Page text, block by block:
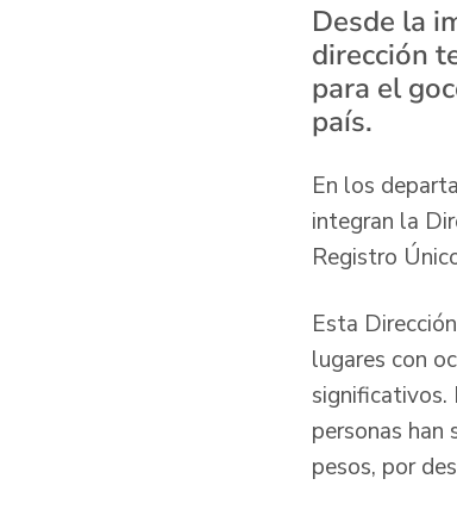
Desde la
dirección
para el
país.
En los
integran la
Registro
Esta
lugares con
significativos.
personas
pesos, por